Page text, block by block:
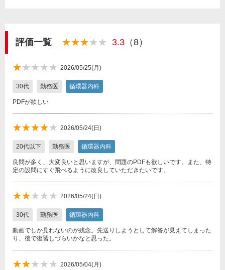
評価一覧
★★★
★★★★★ 3.3 （8）
★
★
★
★
★★★★★ 2026/05/25(月)
30代 勤務医 循環器内科
PDFが欲しい
★★★★
★
★★★★★ 2026/05/24(日)
20代以下 勤務医 循環器内科
良問が多く、大変良いと思いますが、問題のPDFも欲しいです。また、特
定の設問にすぐ飛べるように改良していただきたいです。
★★
★★
★
★★★★★ 2026/05/24(日)
30代 勤務医 循環器内科
動画でしか見れないのが残念。先送りしようとして解答が見えてしまった
り、後で復習しづらいかなと思った。
★★
★★★★★ 2026/05/04(月)